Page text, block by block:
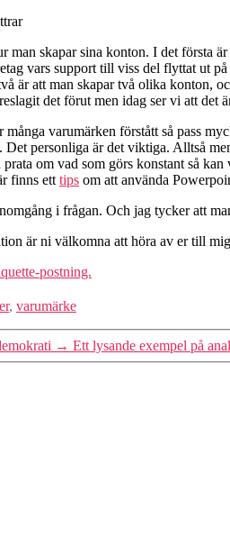
man skapar sina konton. I det första
vars support till viss del flyttat ut
är att man skapar två olika konton,
det förut men idag ser vi att
varumärken förstått så pass
personliga är det viktiga. Alltså
om vad som görs konstant så
finns ett tips om att använda
i frågan. Och jag tycker att
är ni välkomna att höra av er till
postning.
, varumärke
→ Ett lysande exempel på